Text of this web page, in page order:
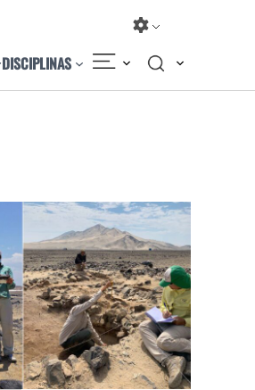
DISCIPLINAS